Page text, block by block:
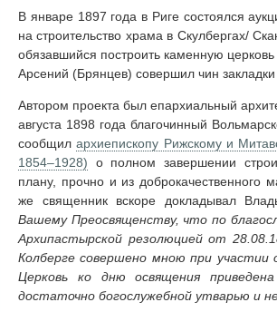
В январе 1897 года в Риге состоялся
на строительство храма в Скулбергах/
обязавшийся построить каменную
Арсений (Брянцев) совершил чин
Автором проекта был епархиальный
августа 1898 года благочинный
сообщилархиепископу Рижскому и
1854–1928) о полном завершении
плану, прочно и из доброкачественного
же священник вскоре докладывал
Вашему Преосвященству, что по
Архипастырской резолюцией от
Колберге совершено мною при участии
Церковь ко дню освящения
достаточно богослужебной утварью и